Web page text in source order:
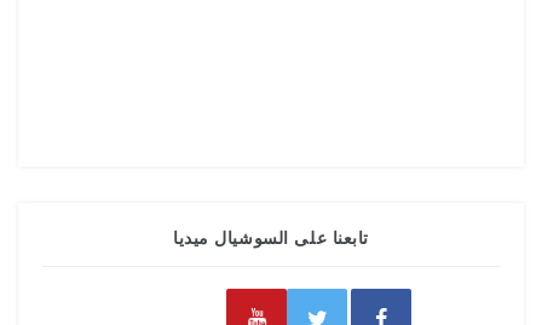
تابعنا على السوشيال ميديا